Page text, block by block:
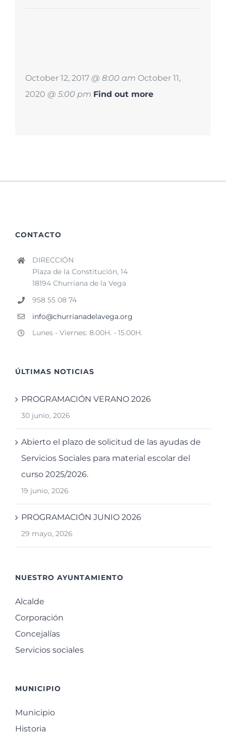
October 12, 2017 @ 8:00 am October 11,
2020 @ 5:00 pm Find out more
CONTACTO
DIRECCIÓN
Plaza de la Constitución, 14
18194 Churriana de la Vega
958 55 08 74
info@churrianadelavega.org
Lunes - Viernes: 8.00H. - 15.00H.
ÚLTIMAS NOTICIAS
PROGRAMACIÓN VERANO 2026
30 junio, 2026
Abierto el plazo de solicitud de las ayudas de
Servicios Sociales para material escolar del
curso 2025/2026.
19 junio, 2026
PROGRAMACIÓN JUNIO 2026
29 mayo, 2026
NUESTRO AYUNTAMIENTO
Alcalde
Corporación
Concejalías
Servicios sociales
MUNICIPIO
Municipio
Historia